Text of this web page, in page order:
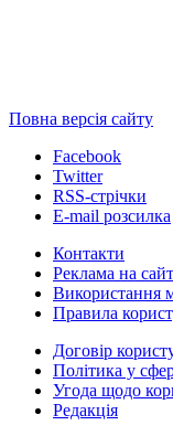
Повна версія сайту
Facebook
Twitter
RSS-стрічки
E-mail розсилка
Контакти
Реклама на
Використання
Правила
Договір
Політика у
Угода щодо
Редакція